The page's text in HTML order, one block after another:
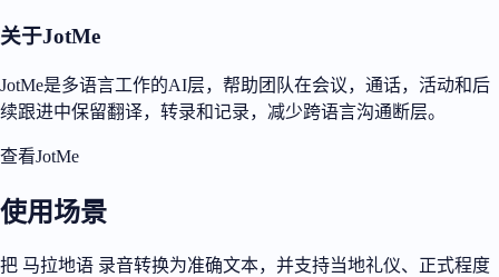
关于JotMe
JotMe是多语言工作的AI层，帮助团队在会议，通话，活动和后
续跟进中保留翻译，转录和记录，减少跨语言沟通断层。
查看JotMe
使用场景
把 马拉地语 录音转换为准确文本，并支持当地礼仪、正式程度